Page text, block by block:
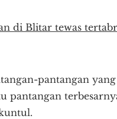
di Blitar tewas
pantangan
pantangan